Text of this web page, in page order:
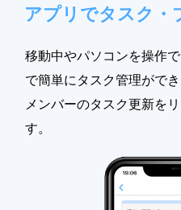
アプリでタスク・
移動中やパソコンを操作
で簡単にタスク管理がで
メンバーのタスク更新を
す。